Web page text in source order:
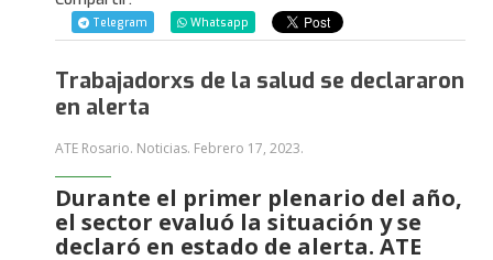
Telegram Whatsapp
Trabajadorxs de la salud se declararon
en alerta
ATE Rosario. Noticias. Febrero 17, 2023.
Durante el primer plenario del año,
el sector evaluó la situación y se
declaró en estado de alerta. ATE